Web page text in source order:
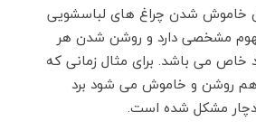
شدن چراغ های لباسشویی
مشخصی دارد و روشن شدن هر
خاص می باشد. برای مثال زمانی که
روشن و خاموش می شود برد
مشکل شده است.